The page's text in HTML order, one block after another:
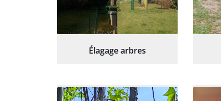
Élagage arbres